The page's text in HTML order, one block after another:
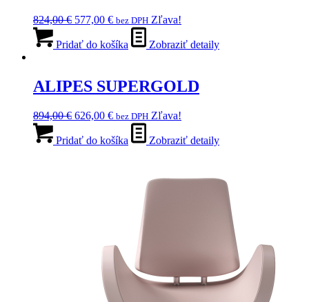
824,00€ Pôvodná
bola:
577,00 €Aktuálna
cena
je:
bez DPH Zľava!
Pridať do košíka Zobraziť detaily
ALIPES SUPERGOLD
894,00€ Pôvodná
bola:
626,00 €Aktuálna
cena
je:
bez DPH Zľava!
Pridať do košíka Zobraziť detaily